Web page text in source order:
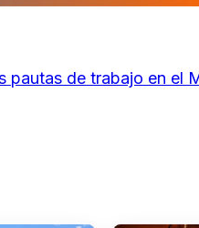
pautas de trabajo en el